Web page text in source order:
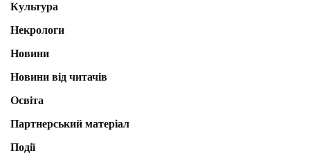
Культура
Некрологи
Новини
Новини від читачів
Освіта
Партнерський матеріал
Події